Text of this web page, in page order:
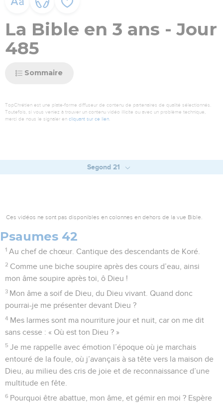
La Bible en 3 ans - Jour
485
Sommaire
TopChrétien est une plate-forme diffuseur de contenu de partenaires de qualité sélectionnés.
Toutefois, si vous veniez à trouver un contenu vidéo illicite ou avec un problème technique,
merci de nous le signaler en cliquant sur ce lien
Segond 21
Ces vidéos ne sont pas disponibles en colonnes en dehors de la vue Bible.
Psaumes 42
1 Au chef de chœur. Cantique des descendants de Koré.
2 Comme une biche soupire après des cours d’eau, ainsi
mon âme soupire après toi, ô Dieu !
3 Mon âme a soif de Dieu, du Dieu vivant. Quand donc
pourrai-je me présenter devant Dieu ?
4 Mes larmes sont ma nourriture jour et nuit, car on me dit
sans cesse : « Où est ton Dieu ? »
5 Je me rappelle avec émotion l’époque où je marchais
entouré de la foule, où j’avançais à sa tête vers la maison de
Dieu, au milieu des cris de joie et de reconnaissance d’une
multitude en fête.
6 Pourquoi être abattue, mon âme, et gémir en moi ? Espère